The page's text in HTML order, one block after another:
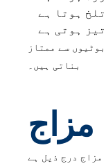
ہوتا ہے
ہوتی ہے
سے ممتاز
بناتی ہیں۔
مزاج